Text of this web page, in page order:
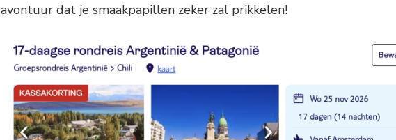
avontuur dat je smaakpapillen zeker zal prikkelen!